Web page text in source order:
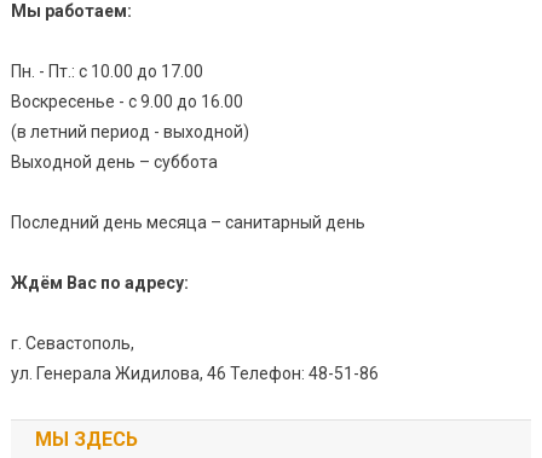
Мы работаем:
Пн. - Пт.: с 10.00 до 17.00
Воскресенье - с 9.00 до 16.00
(в летний период - выходной)
Выходной день – суббота
Последний день месяца – санитарный день
Ждём Вас по адресу:
г. Севастополь,
ул. Генерала Жидилова, 46 Телефон: 48-51-86
МЫ ЗДЕСЬ